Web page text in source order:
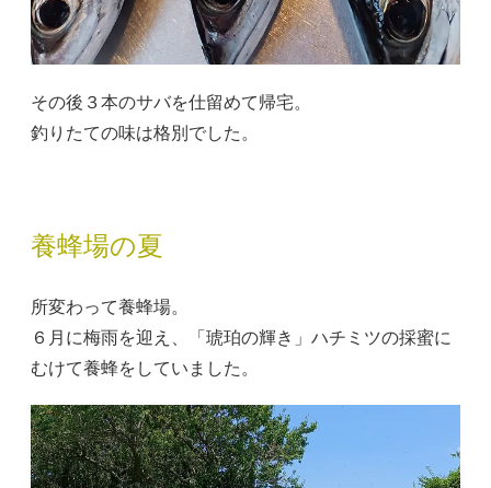
その後３本のサバを仕留めて帰宅。
釣りたての味は格別でした。
養蜂場の夏
所変わって養蜂場。
６月に梅雨を迎え、「琥珀の輝き」ハチミツの採蜜に
むけて養蜂をしていました。